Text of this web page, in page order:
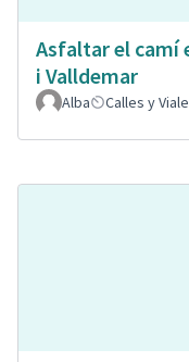
Asfaltar el camí
i Valldemar
Alba Calles y